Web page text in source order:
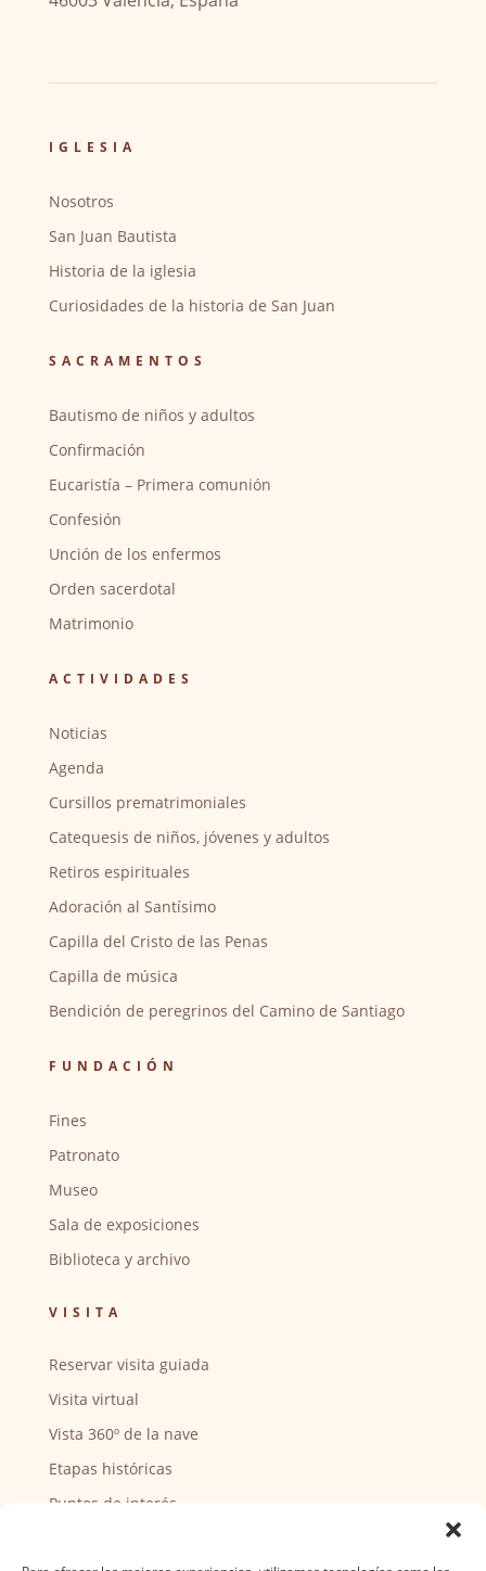
IGLESIA
Nosotros
San Juan Bautista
Historia de la iglesia
Curiosidades de la historia de San Juan
SACRAMENTOS
Bautismo de niños y adultos
Confirmación
Eucaristía – Primera comunión
Confesión
Unción de los enfermos
Orden sacerdotal
Matrimonio
ACTIVIDADES
Noticias
Agenda
Cursillos prematrimoniales
Catequesis de niños, jóvenes y adultos
Retiros espirituales
Adoración al Santísimo
Capilla del Cristo de las Penas
Capilla de música
Bendición de peregrinos del Camino de Santiago
FUNDACIÓN
Fines
Patronato
Museo
Sala de exposiciones
Biblioteca y archivo
VISITA
Reservar visita guiada
Visita virtual
Vista 360º de la nave
Etapas históricas
Puntos de interés